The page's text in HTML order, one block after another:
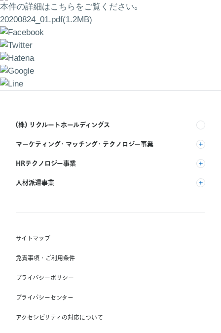
本件の詳細はこちらをご覧ください。
20200824_01.pdf(1.2MB)
(株) リクルートホールディングス
マーケティング・マッチング・テクノロジー事業
(株) リクルート
HRテクノロジー事業
(株) インディードリクルートパートナーズ
Indeed, Inc.
人材派遣事業
(株) スタッフサービス・ホールディングス
Unique NV
Staffmark Group, LLC
サイトマップ
免責事項・ご利用条件
プライバシーポリシー
プライバシーセンター
アクセシビリティの対応について